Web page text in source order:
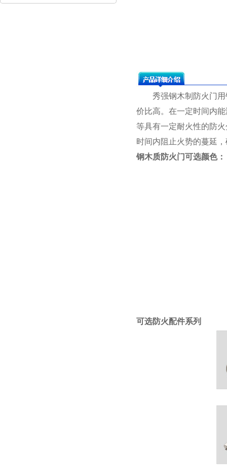
秀强钢木制防火门用
价比高。在一定时间内
等具有一定耐火性的防
时间内阻止火势的蔓延
钢木质防火门可选颜色：
可选防火配件系列